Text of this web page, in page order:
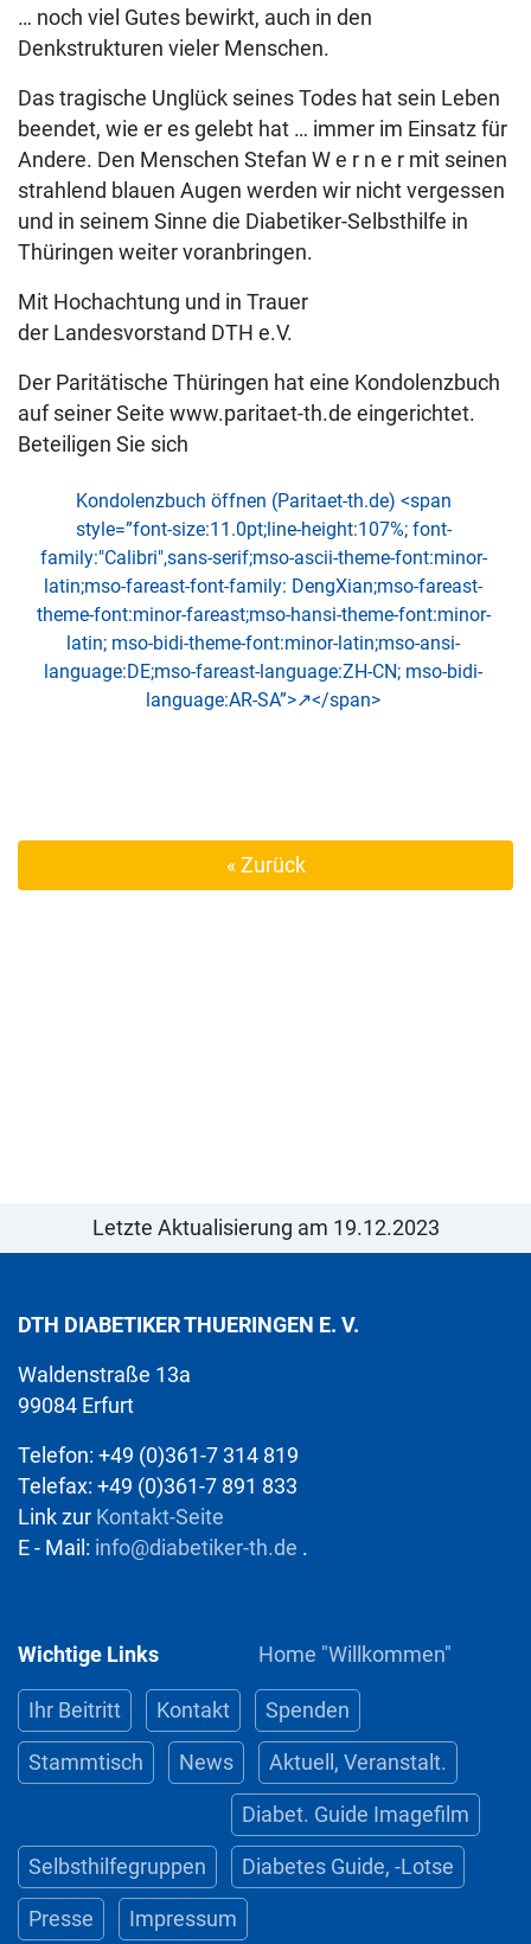
… noch viel Gutes bewirkt, auch in den
Denkstrukturen vieler Menschen.
Das tragische Unglück seines Todes hat sein Leben
beendet, wie er es gelebt hat … immer im Einsatz für
Andere. Den Menschen Stefan W e r n e r mit seinen
strahlend blauen Augen werden wir nicht vergessen
und in seinem Sinne die Diabetiker-Selbsthilfe in
Thüringen weiter voranbringen.
Mit Hochachtung und in Trauer
der Landesvorstand DTH e.V.
Der Paritätische Thüringen hat eine Kondolenzbuch
auf seiner Seite www.paritaet-th.de eingerichtet.
Beteiligen Sie sich
Kondolenzbuch öffnen (Paritaet-th.de) <span
style=”font-size:11.0pt;line-height:107%; font-
family:"Calibri",sans-serif;mso-ascii-theme-font:minor-
latin;mso-fareast-font-family: DengXian;mso-fareast-
theme-font:minor-fareast;mso-hansi-theme-font:minor-
latin; mso-bidi-theme-font:minor-latin;mso-ansi-
language:DE;mso-fareast-language:ZH-CN; mso-bidi-
language:AR-SA”>↗</span>
« Zurück
Letzte Aktualisierung am 19.12.2023
DTH DIABETIKER THUERINGEN E. V.
Waldenstraße 13a
99084 Erfurt
Telefon: +49 (0)361-7 314 819
Telefax: +49 (0)361-7 891 833
Link zur Kontakt-Seite
E - Mail: info@diabetiker-th.de .
Wichtige Links Home "Willkommen"
Ihr Beitritt Kontakt Spenden
Stammtisch News Aktuell, Veranstalt.
Selbsthilfegruppen
Diabet. Guide Imagefilm
Diabetes Guide, -Lotse
Presse Impressum